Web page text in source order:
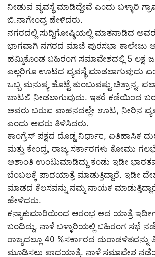
ನೀಡುವ ವ್ಯವಸ್ಥೆ ಮಾಡಿದ್ದೇವೆ ಎಂದು ಬಳ್ಳಾರಿ
ಬಿ.ನಾಗೇಂದ್ರ ಹೇಳಿದರು.
ನಗರದಲ್ಲಿ ಸುದ್ದಿಗೋಷ್ಠಿಯಲ್ಲಿ ಮಾತನಾಡಿದ
ಭಾಗವಾಗಿ ನಗರದ ಮಾಜಿ ಪುರಸಭಾ ಕಾಲೇಜು
ಹಮ್ಮಿಕೊಂಡ ಬಹಿರಂಗ ಸಮಾವೇಶದಲ್ಲಿ 5 ಲಕ್ಷ ಜನ
ಎಲ್ಲರಿಗೂ ಊಟದ ವ್ಯವಸ್ಥೆ ಮಾಡಲಾಗುವುದು
ಒಬ್ಬ ಮನುಷ್ಯ ಹೊಟ್ಟೆ ತುಂಬುವಷ್ಟು ಚಿತ್ರಾನ್ನ,
ಬಾಟಲಿ ನೀಡಲಾಗುವುದು. ಇತರೆ ಕಡೆಯಿಂದ
ಅವರು ಬರುವ ವಾಹನದಲ್ಲೇ ಊಟ, ನೀರಿನ
ಎಂದು ಅವರು ತಿಳಿಸಿದರು.
ಕಾಂಗ್ರೆಸ್ ಪಕ್ಷದ ದೊಡ್ಡ ನಿರ್ಧಾರ, ಐತಿಹಾಸಿಕ
ಮತ್ತು ಕೇಂದ್ರ, ರಾಜ್ಯ ಸರ್ಕಾರಗಳು ಕೋಮು
ಅಶಾಂತಿ ಉಂಟುಮಾಡಿದ್ದು ಕಂಡು ಇಡೀ
ಬೆಂಬಲಕ್ಕೆ ಪಾದಯಾತ್ರೆ ಮಾಡುತ್ತಿದ್ದಾರೆ. ಇಡೀ
ಮಾಡದ ಕೆಲಸವನ್ನು ನಮ್ಮ ನಾಯಕ
ಹೇಳಿದರು.
ಕನ್ಯಾಕುಮಾರಿಯಿಂದ ಆರಂಭ ಅದ ಯಾತ್ರೆ ಇದೀಗ
ಬಂದಿದ್ದು, ನಾಳೆ ಬಳ್ಳಾರಿಯಲ್ಲಿ ಬಹಿರಂಗ ಸಭೆ
ರಾಜ್ಯದಲ್ಲೂ 40 %ಸರ್ಕಾರದ ದುರಾಡಳಿತವನ್ನು
ಮೂಡಿಸಲು ಪಾದಯಾತ್ರೆ. ನಾಳೆ ಸಮಾವೇಶ